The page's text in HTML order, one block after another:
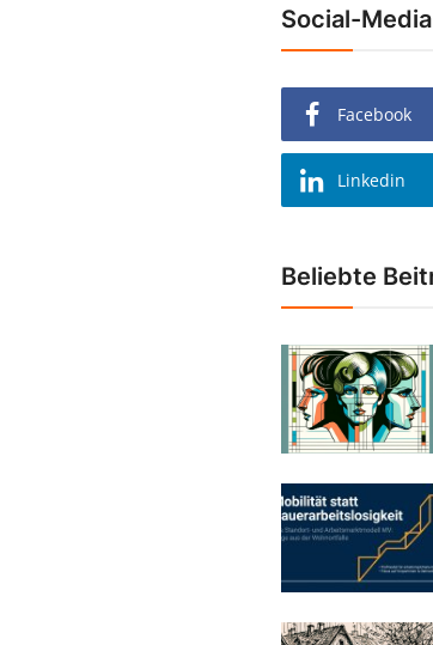
Social-Media
Facebook
Linkedin
Beliebte